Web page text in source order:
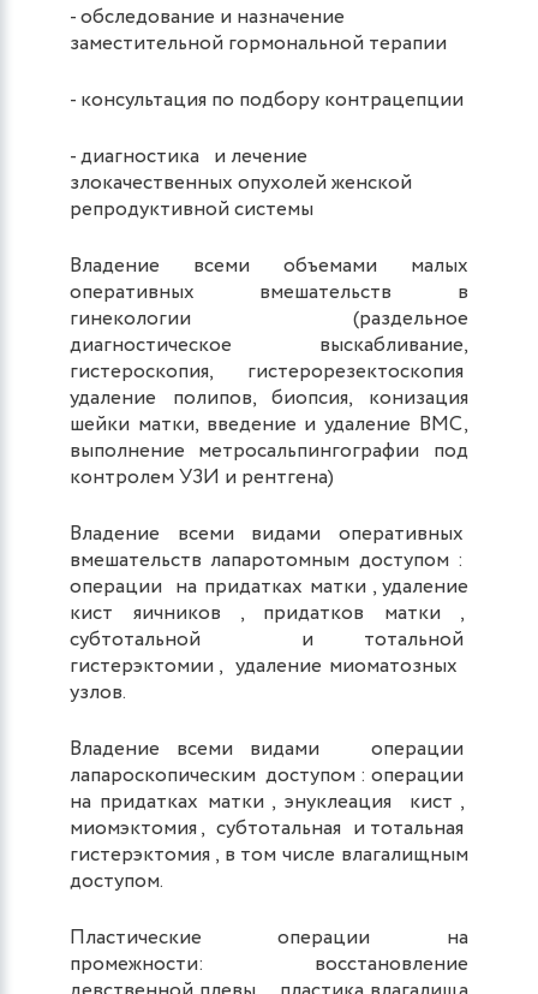
- обследование и назначение
заместительной гормональной терапии
- консультация по подбору контрацепции
- диагностика и лечение
злокачественных опухолей женской
репродуктивной системы
Владение всеми объемами малых
оперативных вмешательств в
гинекологии (раздельное
диагностическое выскабливание,
гистероскопия, гистерорезектоскопия
удаление полипов, биопсия, конизация
шейки матки, введение и удаление ВМС,
выполнение метросальпингографии под
контролем УЗИ и рентгена)
Владение всеми видами оперативных
вмешательств лапаротомным доступом :
операции на придатках матки , удаление
кист яичников , придатков матки ,
субтотальной и тотальной
гистерэктомии , удаление миоматозных
узлов.
Владение всеми видами операции
лапароскопическим доступом : операции
на придатках матки , энуклеация кист ,
миомэктомия , субтотальная и тотальная
гистерэктомия , в том числе влагалищным
доступом.
Пластические операции на
промежности: восстановление